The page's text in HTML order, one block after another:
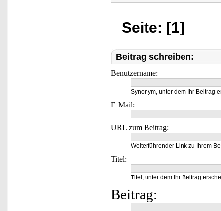
Seite: [1]
Beitrag schreiben:
Benutzername:
Synonym, unter dem Ihr Beitrag
E-Mail:
URL zum Beitrag:
Weiterführender Link zu Ihrem
Titel:
Titel, unter dem Ihr Beitrag
Beitrag: